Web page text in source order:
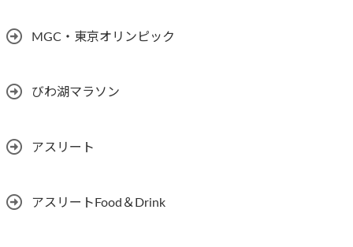
MGC・東京オリンピック
びわ湖マラソン
アスリート
アスリートFood＆Drink